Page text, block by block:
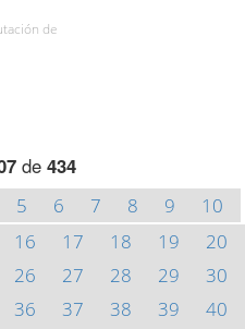
de
de 434
5 6 7 8 9
10
16 17 18 19
20
26 27 28 29
30
36 37 38 39
40